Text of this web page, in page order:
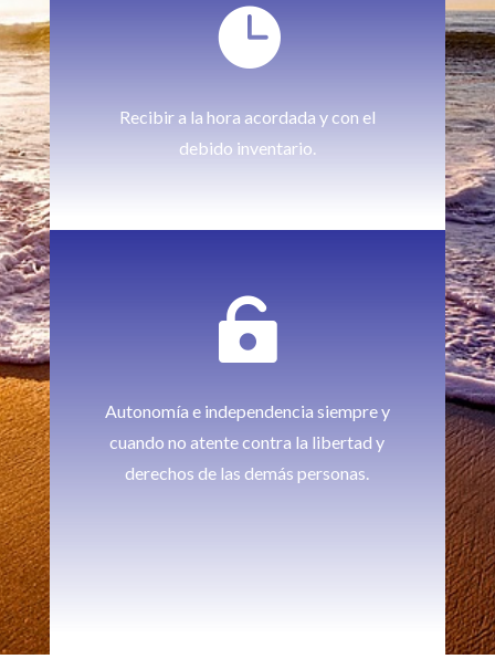

Recibir a la hora acordada y con el
debido inventario.

Autonomía e independencia siempre y
cuando no atente contra la libertad y
derechos de las demás personas.